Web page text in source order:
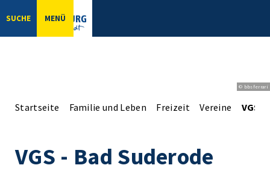
SUCHE MENÜ
© bbsferrari
Startseite Familie und Leben Freizeit Vereine VGS -
VGS - Bad Suderode